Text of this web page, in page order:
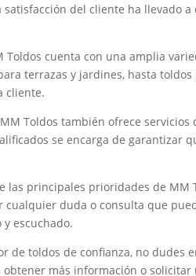
del cliente ha llevado
Toldos cuenta con una amplia
terrazas y jardines, hasta
cliente.
Toldos también ofrece
se encarga de garantizar
las principales prioridades de MM
cualquier duda o consulta que
escuchado.
de toldos de confianza, no dudes
obtener más información o